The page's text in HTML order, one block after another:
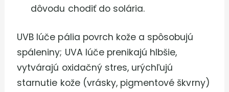
dôvodu chodiť do solária.
UVB lúče pália povrch kože a spôsobujú
spáleniny; UVA lúče prenikajú hlbšie,
vytvárajú oxidačný stres, urýchľujú
starnutie kože (vrásky, pigmentové škvrny)